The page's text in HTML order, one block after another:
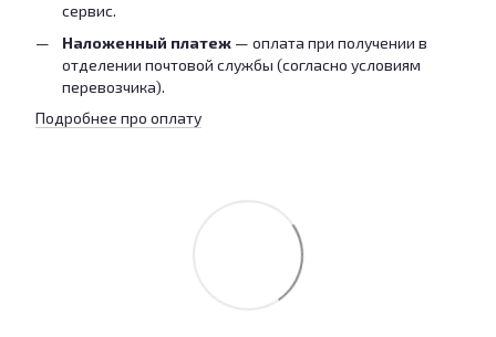
сервис.
Наложенный платеж — оплата при получении в
отделении почтовой службы (согласно условиям
перевозчика).
Подробнее про оплату